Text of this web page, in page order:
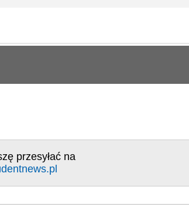
przesyłać na